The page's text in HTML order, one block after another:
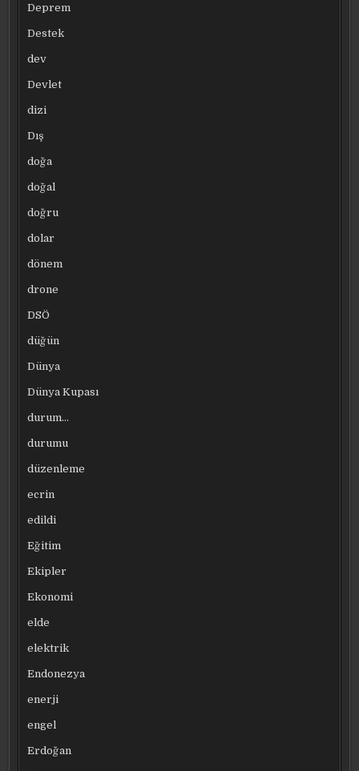
Deprem
Destek
dev
Devlet
dizi
Dış
doğa
doğal
doğru
dolar
dönem
drone
DSÖ
düğün
Dünya
Dünya Kupası
durum…
durumu
düzenleme
ecrin
edildi
Eğitim
Ekipler
Ekonomi
elde
elektrik
Endonezya
enerji
engel
Erdoğan